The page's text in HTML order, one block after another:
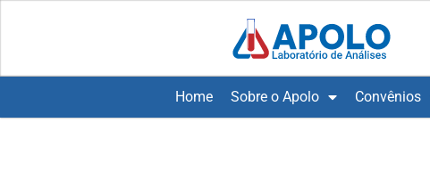
Home Sobre o Apolo Convênios